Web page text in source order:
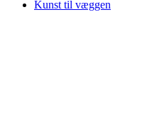
Kunst til væggen